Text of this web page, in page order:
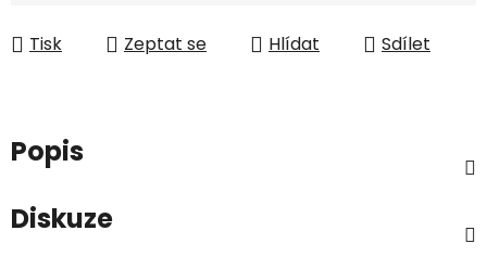
Tisk Zeptat se Hlídat Sdílet
Popis
Diskuze